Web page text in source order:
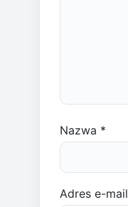
Nazwa *
Adres e-mail